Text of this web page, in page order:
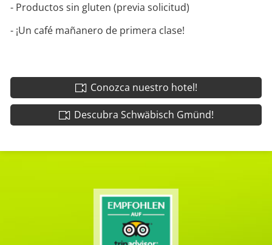
- Productos sin gluten (previa solicitud)
- ¡Un café mañanero de primera clase!
Conozca nuestro hotel!
Descubra Schwäbisch Gmünd!